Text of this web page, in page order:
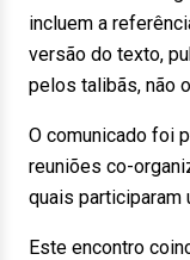
incluem a
versão do texto,
pelos talibãs, não
O comunicado foi
reuniões co-
quais participaram
Este encontro